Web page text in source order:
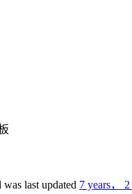
last updated 7 years，